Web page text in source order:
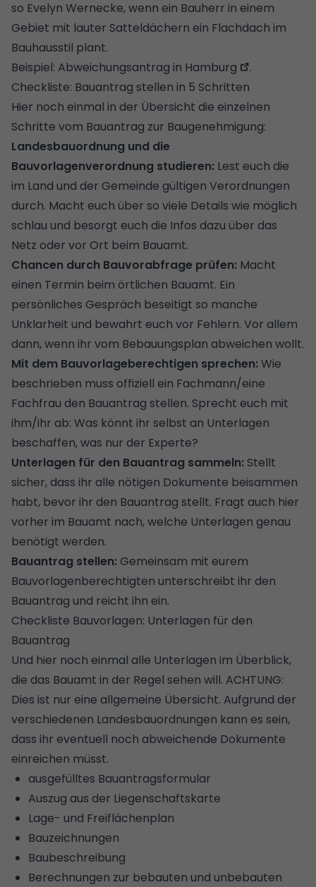
so Evelyn Wernecke, wenn ein Bauherr in einem
Gebiet mit lauter Satteldächern ein Flachdach im
Bauhausstil plant.
Beispiel: Abweichungsantrag in Hamburg
.
Checkliste: Bauantrag stellen in 5 Schritten
Hier noch einmal in der Übersicht die einzelnen
Schritte vom Bauantrag zur Baugenehmigung:
Landesbauordnung und die
Bauvorlagenverordnung studieren: Lest euch die
im Land und der Gemeinde gültigen Verordnungen
durch. Macht euch über so viele Details wie möglich
schlau und besorgt euch die Infos dazu über das
Netz oder vor Ort beim Bauamt.
Chancen durch Bauvorabfrage prüfen: Macht
einen Termin beim örtlichen Bauamt. Ein
persönliches Gespräch beseitigt so manche
Unklarheit und bewahrt euch vor Fehlern. Vor allem
dann, wenn ihr vom Bebauungsplan abweichen wollt.
Mit dem Bauvorlageberechtigen sprechen: Wie
beschrieben muss offiziell ein Fachmann/eine
Fachfrau den Bauantrag stellen. Sprecht euch mit
ihm/ihr ab: Was könnt ihr selbst an Unterlagen
beschaffen, was nur der Experte?
Unterlagen für den Bauantrag sammeln: Stellt
sicher, dass ihr alle nötigen Dokumente beisammen
habt, bevor ihr den Bauantrag stellt. Fragt auch hier
vorher im Bauamt nach, welche Unterlagen genau
benötigt werden.
Bauantrag stellen: Gemeinsam mit eurem
Bauvorlagenberechtigten unterschreibt ihr den
Bauantrag und reicht ihn ein.
Checkliste Bauvorlagen: Unterlagen für den
Bauantrag
Und hier noch einmal alle Unterlagen im Überblick,
die das Bauamt in der Regel sehen will. ACHTUNG:
Dies ist nur eine allgemeine Übersicht. Aufgrund der
verschiedenen Landesbauordnungen kann es sein,
dass ihr eventuell noch abweichende Dokumente
einreichen müsst.
ausgefülltes Bauantragsformular
Auszug aus der Liegenschaftskarte
Lage- und Freiflächenplan
Bauzeichnungen
Baubeschreibung
Berechnungen zur bebauten und unbebauten